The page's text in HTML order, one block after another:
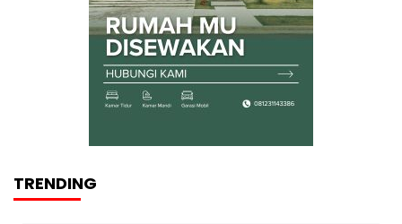
TRENDING